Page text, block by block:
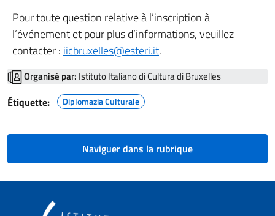
Pour toute question relative à l’inscription à
l’événement et pour plus d’informations, veuillez
contacter : iicbruxelles@esteri.it.
Organisé par: Istituto Italiano di Cultura di Bruxelles
Étiquette: Diplomazia Culturale
Naviguer dans la rubrique